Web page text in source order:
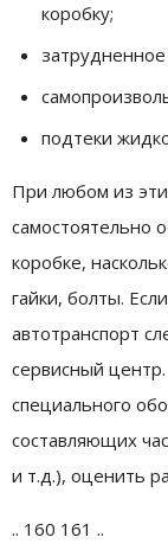
коробку;
подтеки
При любом из
самостоятельно
коробке,
гайки, болты.
автотранспорт
сервисный
специального
составляющих
и т.д.), оценить
.. 160 161 ..